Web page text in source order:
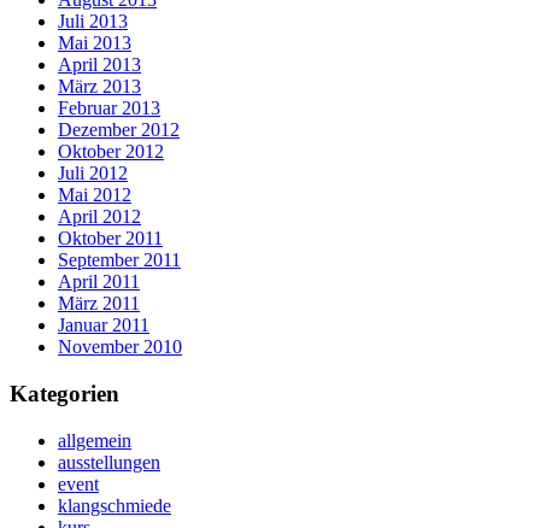
Juli 2013
Mai 2013
April 2013
März 2013
Februar 2013
Dezember 2012
Oktober 2012
Juli 2012
Mai 2012
April 2012
Oktober 2011
September 2011
April 2011
März 2011
Januar 2011
November 2010
Kategorien
allgemein
ausstellungen
event
klangschmiede